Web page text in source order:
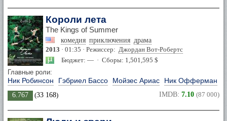
Короли лета
The Kings of Summer
комедия приключения драма
2013 · 01:35 · Режиссер: Джордан Вот-Робертс
Бюджет: — · Сборы: 1,501,595 $
Главные роли:
Ник Робинсон Гэбриел Бассо Мойзес Ариас Ник Офферман
6.767 (33 168) IMDB: 7.10 (87 000)